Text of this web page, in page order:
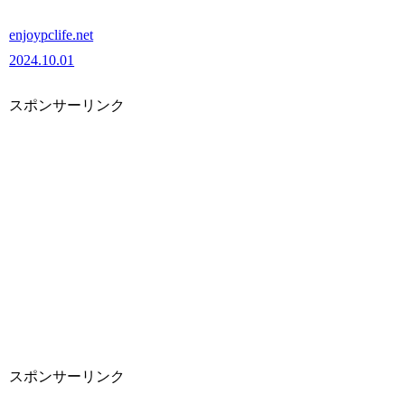
enjoypclife.net
2024.10.01
スポンサーリンク
スポンサーリンク